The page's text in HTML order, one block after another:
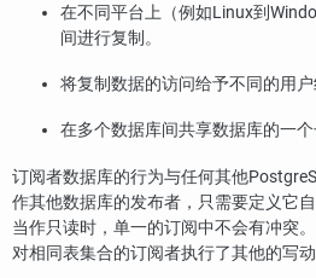
在不同平台上（例如Linux到
间进行复制。
将复制数据的访问给予不同的用户
在多个数据库间共享数据库的一个
订阅者数据库的行为与任何其他
作其他数据库的发布者，只需要定义它
当作只读时，单一的订阅中不会有冲突
对相同表集合的订阅者执行了其他的写